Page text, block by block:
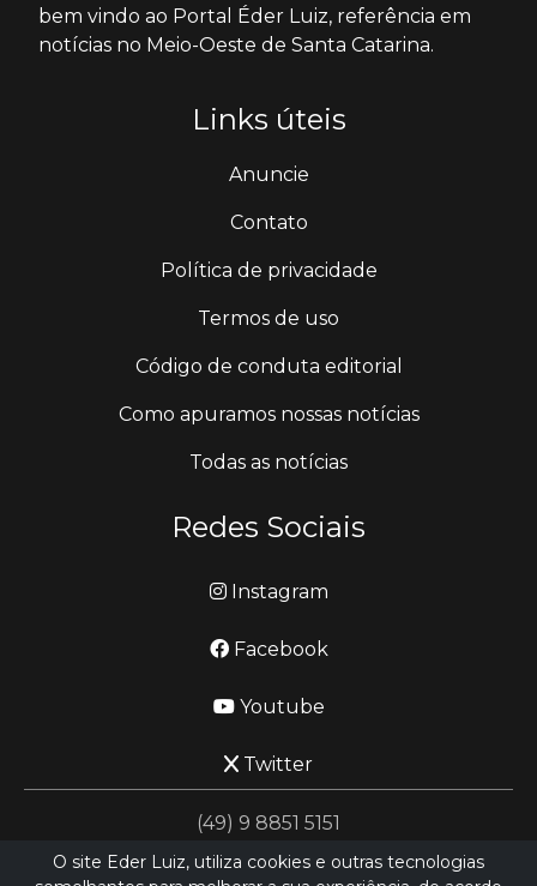
bem vindo ao Portal Éder Luiz, referência em
notícias no Meio-Oeste de Santa Catarina.
Links úteis
Anuncie
Contato
Política de privacidade
Termos de uso
Código de conduta editorial
Como apuramos nossas notícias
Todas as notícias
Redes Sociais
Instagram
Facebook
Youtube
Twitter
(49) 9 8851 5151
O site Eder Luiz, utiliza cookies e outras tecnologias